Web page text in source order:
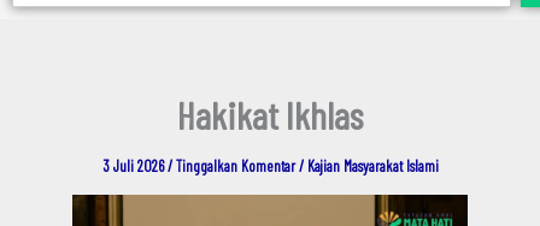
Hakikat Ikhlas
3 Juli 2026/Tinggalkan Komentar / Kajian Masyarakat Islami